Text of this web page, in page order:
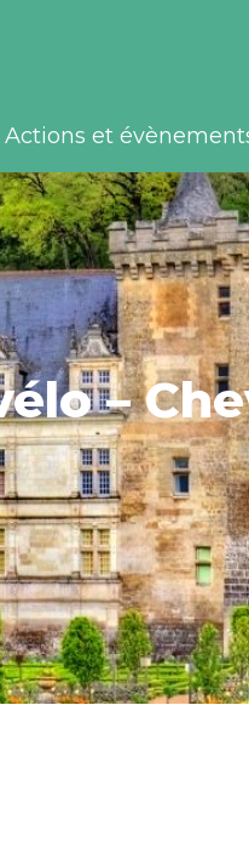
Actions et
–